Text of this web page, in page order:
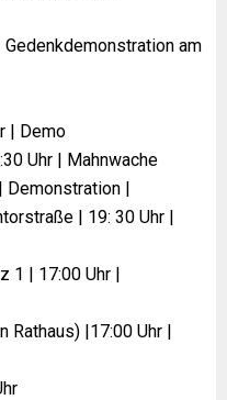
am
| Demo
Uhr | Mahnwache
Demonstration |
| 19: 30 Uhr |
1 | 17:00 Uhr |
Rathaus) |17:00 Uhr |